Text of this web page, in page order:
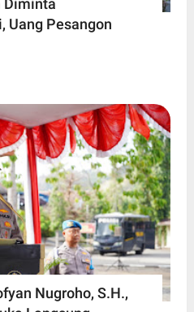
Uang Pesangon
Nugroho, S.H.,